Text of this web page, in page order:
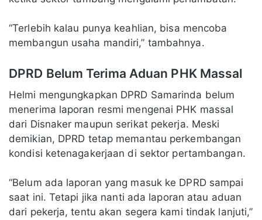
“Terlebih kalau punya keahlian, bisa mencoba
membangun usaha mandiri,” tambahnya.
DPRD Belum Terima Aduan PHK Massal
Helmi mengungkapkan DPRD Samarinda belum
menerima laporan resmi mengenai PHK massal
dari Disnaker maupun serikat pekerja. Meski
demikian, DPRD tetap memantau perkembangan
kondisi ketenagakerjaan di sektor pertambangan.
“Belum ada laporan yang masuk ke DPRD sampai
saat ini. Tetapi jika nanti ada laporan atau aduan
dari pekerja, tentu akan segera kami tindak lanjuti,”